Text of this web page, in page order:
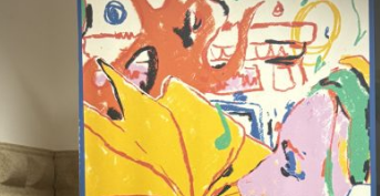
José Miguel Viñas. Meteored
Códex 2026
Diego Suárez. COEUS